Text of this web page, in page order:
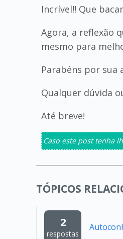
Incrível!! Que
Agora, a reflexão
mesmo para
Parabéns por
Qualquer dúvida
Até breve!
Caso este post tenha
TÓPICOS
2
respostas